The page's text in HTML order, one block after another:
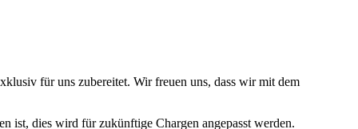
für uns zubereitet. Wir freuen uns, dass wir mit dem
ist, dies wird für zukünftige Chargen angepasst werden.